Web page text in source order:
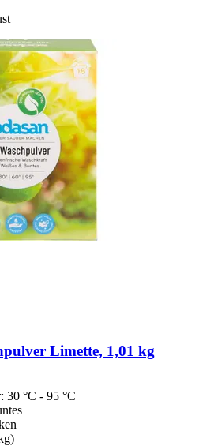
Limette, 1,01 kg
30 °C - 95 °C